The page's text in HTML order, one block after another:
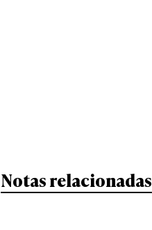
Notas relacionadas